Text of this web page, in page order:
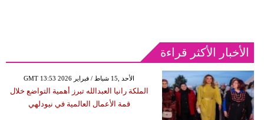
الأخبار الأكثر قراءة
GMT 13:53 2026 الأحد ,15 شباط / فبراير
الملكة رانيا العبدالله تبرز أهمية التواضع خلال
قمة الأعمال العالمية في نيودلهي